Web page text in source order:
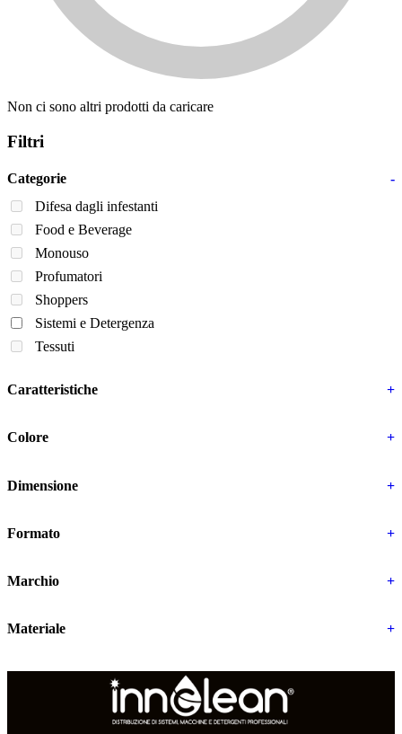
Non ci sono altri prodotti da caricare
Filtri
Categorie
-
Difesa dagli infestanti
Food e Beverage
Monouso
Profumatori
Shoppers
Sistemi e Detergenza
Tessuti
Caratteristiche +
Colore +
Dimensione +
Formato +
Marchio +
Materiale +